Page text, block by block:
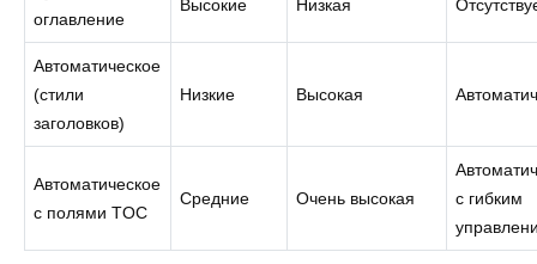
оглавление
Высокие Низкая
Автоматическое
(стили
заголовков)
Низкие Высокая
Автоматическое
с полями TOC
Средние Очень высокая
с гибким